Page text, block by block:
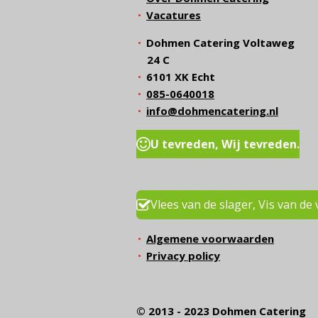
Vacatures
Dohmen Catering Voltaweg
24 C
6101 XK Echt
085-0640018
info@dohmencatering.nl
U tevreden, Wij tevreden.
Vlees van de slager, Vis van de
Algemene voorwaarden
Privacy policy
© 2013 - 2023 Dohmen Catering